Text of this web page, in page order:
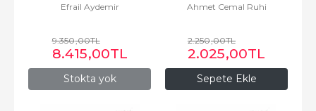
Stokta yok
Efrail Aydemir
9.350,00TL
8.415,00TL
Sepete Ekle
Ahmet Cemal Ruhi
2.250,00TL
2.025,00TL